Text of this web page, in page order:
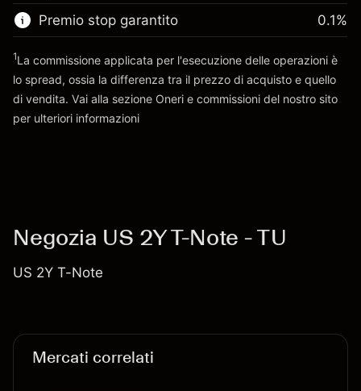
Vai alla piattaforma
Dimensione dell'operazione a leva
$5,000.00
Vai alla piattaforma
Premio stop garantito 0.1%
1La commissione applicata per l'esecuzione delle operazioni è
lo spread, ossia la differenza tra il prezzo di acquisto e quello
di vendita. Vai alla sezione Oneri e commissioni del nostro sito
per ulteriori informazioni
Negozia US 2Y T-Note - TU
US 2Y T-Note
Mercati correlati